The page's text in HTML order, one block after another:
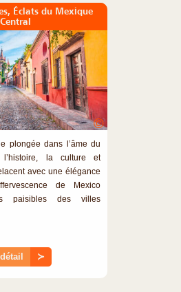
Éclats du Mexique
Central
©
plongée dans l’âme du
la culture et
avec une élégance
de Mexico
paisibles des villes
≻